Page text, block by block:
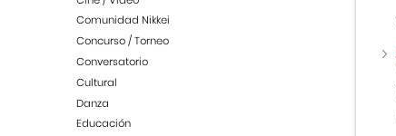
Comunidad Nikkei
Concurso / Torneo
Conversatorio
Cultural
Danza
Educación